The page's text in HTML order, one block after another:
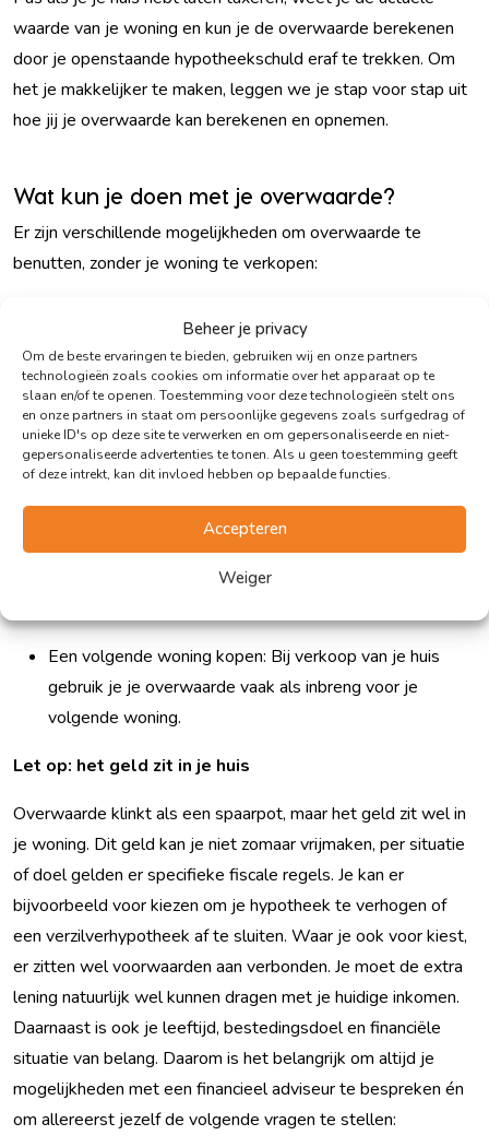
Beheer je privacy
Om de beste ervaringen te bieden, gebruiken wij en onze partners
technologieën zoals cookies om informatie over het apparaat op te
slaan en/of te openen. Toestemming voor deze technologieën stelt ons
en onze partners in staat om persoonlijke gegevens zoals surfgedrag of
unieke ID's op deze site te verwerken en om gepersonaliseerde en niet-
gepersonaliseerde advertenties te tonen. Als u geen toestemming geeft
of deze intrekt, kan dit invloed hebben op bepaalde functies.
Accepteren
Weiger
waarde van je woning en kun je de overwaarde berekenen
door je openstaande hypotheekschuld eraf te trekken. Om
het je makkelijker te maken, leggen we je stap voor stap uit
hoe jij je overwaarde kan berekenen en opnemen.
Wat kun je doen met je overwaarde?
Er zijn verschillende mogelijkheden om overwaarde te
benutten, zonder je woning te verkopen:
je woning comfortabeler of energiezuiniger te maken.
Schenken aan je (klein)kinderen: Steun je (klein)kinderen
bij het kopen van hun eerste woning of studie.
Aanvulling op je pensioen: Via bepaalde
Rente of maandlasten verlagen: Soms kun je met je
Een volgende woning kopen: Bij verkoop van je huis
gebruik je je overwaarde vaak als inbreng voor je
volgende woning.
Let op: het geld zit in je huis
Overwaarde klinkt als een spaarpot, maar het geld zit wel in
je woning. Dit geld kan je niet zomaar vrijmaken, per situatie
of doel gelden er specifieke fiscale regels. Je kan er
bijvoorbeeld voor kiezen om je hypotheek te verhogen of
een verzilverhypotheek af te sluiten. Waar je ook voor kiest,
er zitten wel voorwaarden aan verbonden. Je moet de extra
lening natuurlijk wel kunnen dragen met je huidige inkomen.
Daarnaast is ook je leeftijd, bestedingsdoel en financiële
situatie van belang. Daarom is het belangrijk om altijd je
mogelijkheden met een financieel adviseur te bespreken én
om allereerst jezelf de volgende vragen te stellen: